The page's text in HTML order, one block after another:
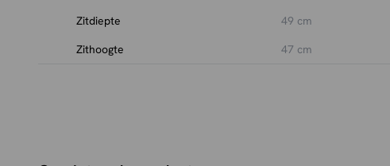
Zitdiepte
49 cm
Zithoogte
47 cm